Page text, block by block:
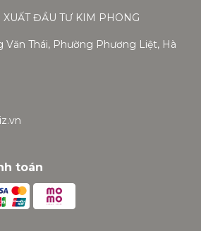
XUẤT ĐẦU TƯ KIM PHONG
Văn Thái, Phường Phương Liệt, Hà
toán